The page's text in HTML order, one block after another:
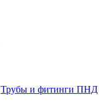
Трубы и фитинги ПНД